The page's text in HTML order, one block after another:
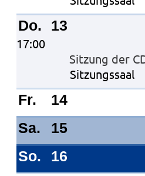
Do. 13
17:00
Sitzung der
Sitzungssaal
Fr.
14
Sa.
15
So.
16